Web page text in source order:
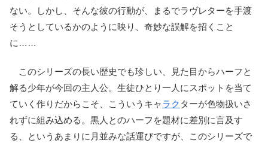
ない。しかし、そんな彼の行動が、まるでラヴレターを手渡
そうとしているかのように映り、奇妙な誤解を招くこと
に……
このシリーズの長い歴史でも珍しい、見た目からハーフと
解る少年が今回の主人公。生徒ひとり一人にスポットを当て
ていく作りだからこそ、こういうキャラク ターが色物扱いさ
れずに組み込める。黒人とのハーフを題材に差別に言及す
る、というあまりに月並みな話運びですが、このシリーズで